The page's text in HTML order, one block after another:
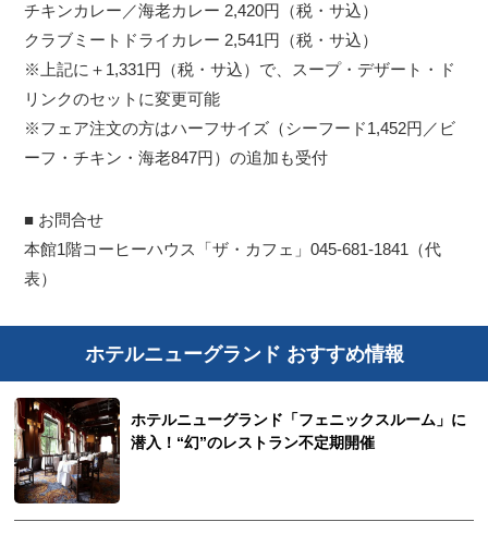
チキンカレー／海老カレー 2,420円（税・サ込）
クラブミートドライカレー 2,541円（税・サ込）
※上記に＋1,331円（税・サ込）で、スープ・デザート・ド
リンクのセットに変更可能
※フェア注文の方はハーフサイズ（シーフード1,452円／ビ
ーフ・チキン・海老847円）の追加も受付
■ お問合せ
本館1階コーヒーハウス「ザ・カフェ」045-681-1841（代
表）
ホテルニューグランド おすすめ情報
ホテルニューグランド「フェニックスルーム」に
潜入！“幻”のレストラン不定期開催